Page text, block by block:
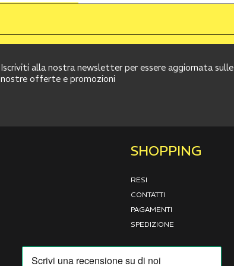
Iscriviti alla nostra newsletter per essere aggiornata sulle
nostre offerte e promozioni
SHOPPING
RESI
CONTATTI
PAGAMENTI
SPEDIZIONE